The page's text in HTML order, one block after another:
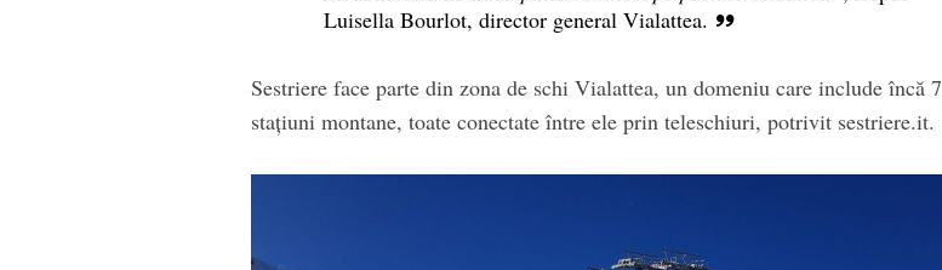
Luisella Bourlot, director general Vialattea.
Sestriere face parte din zona de schi Vialattea, un domeniu care include încă 7
stațiuni montane, toate conectate între ele prin teleschiuri, potrivit sestriere.it.